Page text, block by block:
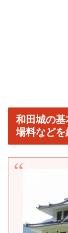
和田城の
場料などを